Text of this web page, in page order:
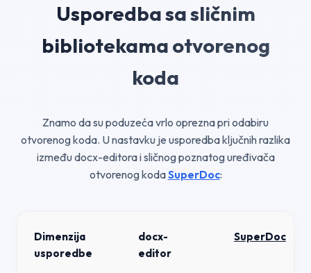
Usporedba sa sličnim
bibliotekama otvorenog
koda
Znamo da su poduzeća vrlo oprezna pri odabiru
otvorenog koda. U nastavku je usporedba ključnih razlika
između docx-editora i sličnog poznatog uređivača
otvorenog kodaSuperDoc:
Dimenzija
usporedbe
docx-
editor
SuperDoc